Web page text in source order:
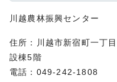
川越農林振興センター
住所：川越市新宿町一丁
設棟5階
電話：049-242-1808